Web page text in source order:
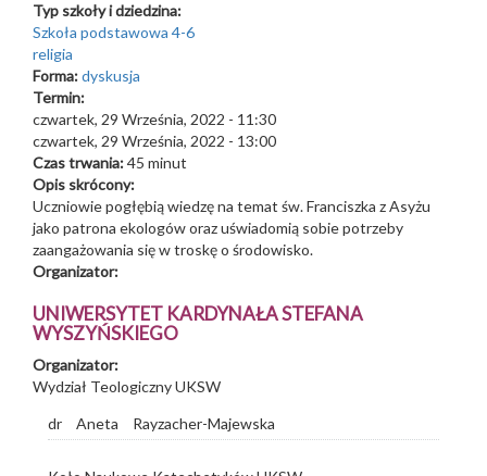
Typ szkoły i dziedzina:
Szkoła podstawowa 4-6
religia
Forma:dyskusja
Termin:
czwartek, 29 Września, 2022 - 11:30
czwartek, 29 Września, 2022 - 13:00
Czas trwania:45 minut
Opis skrócony:
Uczniowie pogłębią wiedzę na temat św. Franciszka z Asyżu
jako patrona ekologów oraz uświadomią sobie potrzeby
zaangażowania się w troskę o środowisko.
Organizator:
UNIWERSYTET KARDYNAŁA STEFANA
WYSZYŃSKIEGO
Organizator:
Wydział Teologiczny UKSW
dr
Aneta Rayzacher-Majewska